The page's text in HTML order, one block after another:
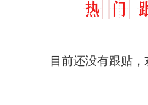
目前还没有跟贴